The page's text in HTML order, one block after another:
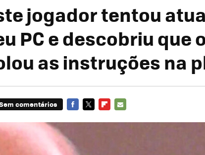
jogador tentou
PC e descobriu que
as instruções na
comentários